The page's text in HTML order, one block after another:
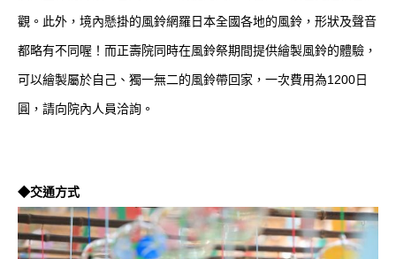
觀。此外，境內懸掛的風鈴網羅日本全國各地的風鈴，形狀及聲音
都略有不同喔！而正壽院同時在風鈴祭期間提供繪製風鈴的體驗，
可以繪製屬於自己、獨一無二的風鈴帶回家，一次費用為1200日
圓，請向院內人員洽詢。
◆交通方式